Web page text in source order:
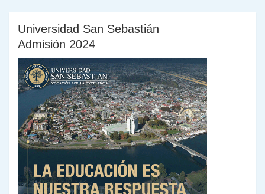
Universidad San Sebastián
Admisión 2024